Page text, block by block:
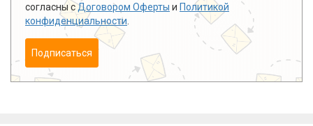
согласны сДоговором Оферты и Политикой
конфиденциальности
Подписаться